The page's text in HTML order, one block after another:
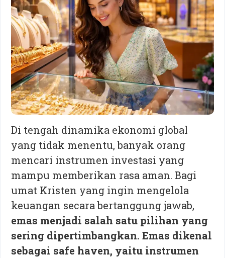
Di tengah dinamika ekonomi global
yang tidak menentu, banyak orang
mencari instrumen investasi yang
mampu memberikan rasa aman. Bagi
umat Kristen yang ingin mengelola
keuangan secara bertanggung jawab,
emas menjadi salah satu pilihan yang
sering dipertimbangkan. Emas dikenal
sebagai safe haven, yaitu instrumen